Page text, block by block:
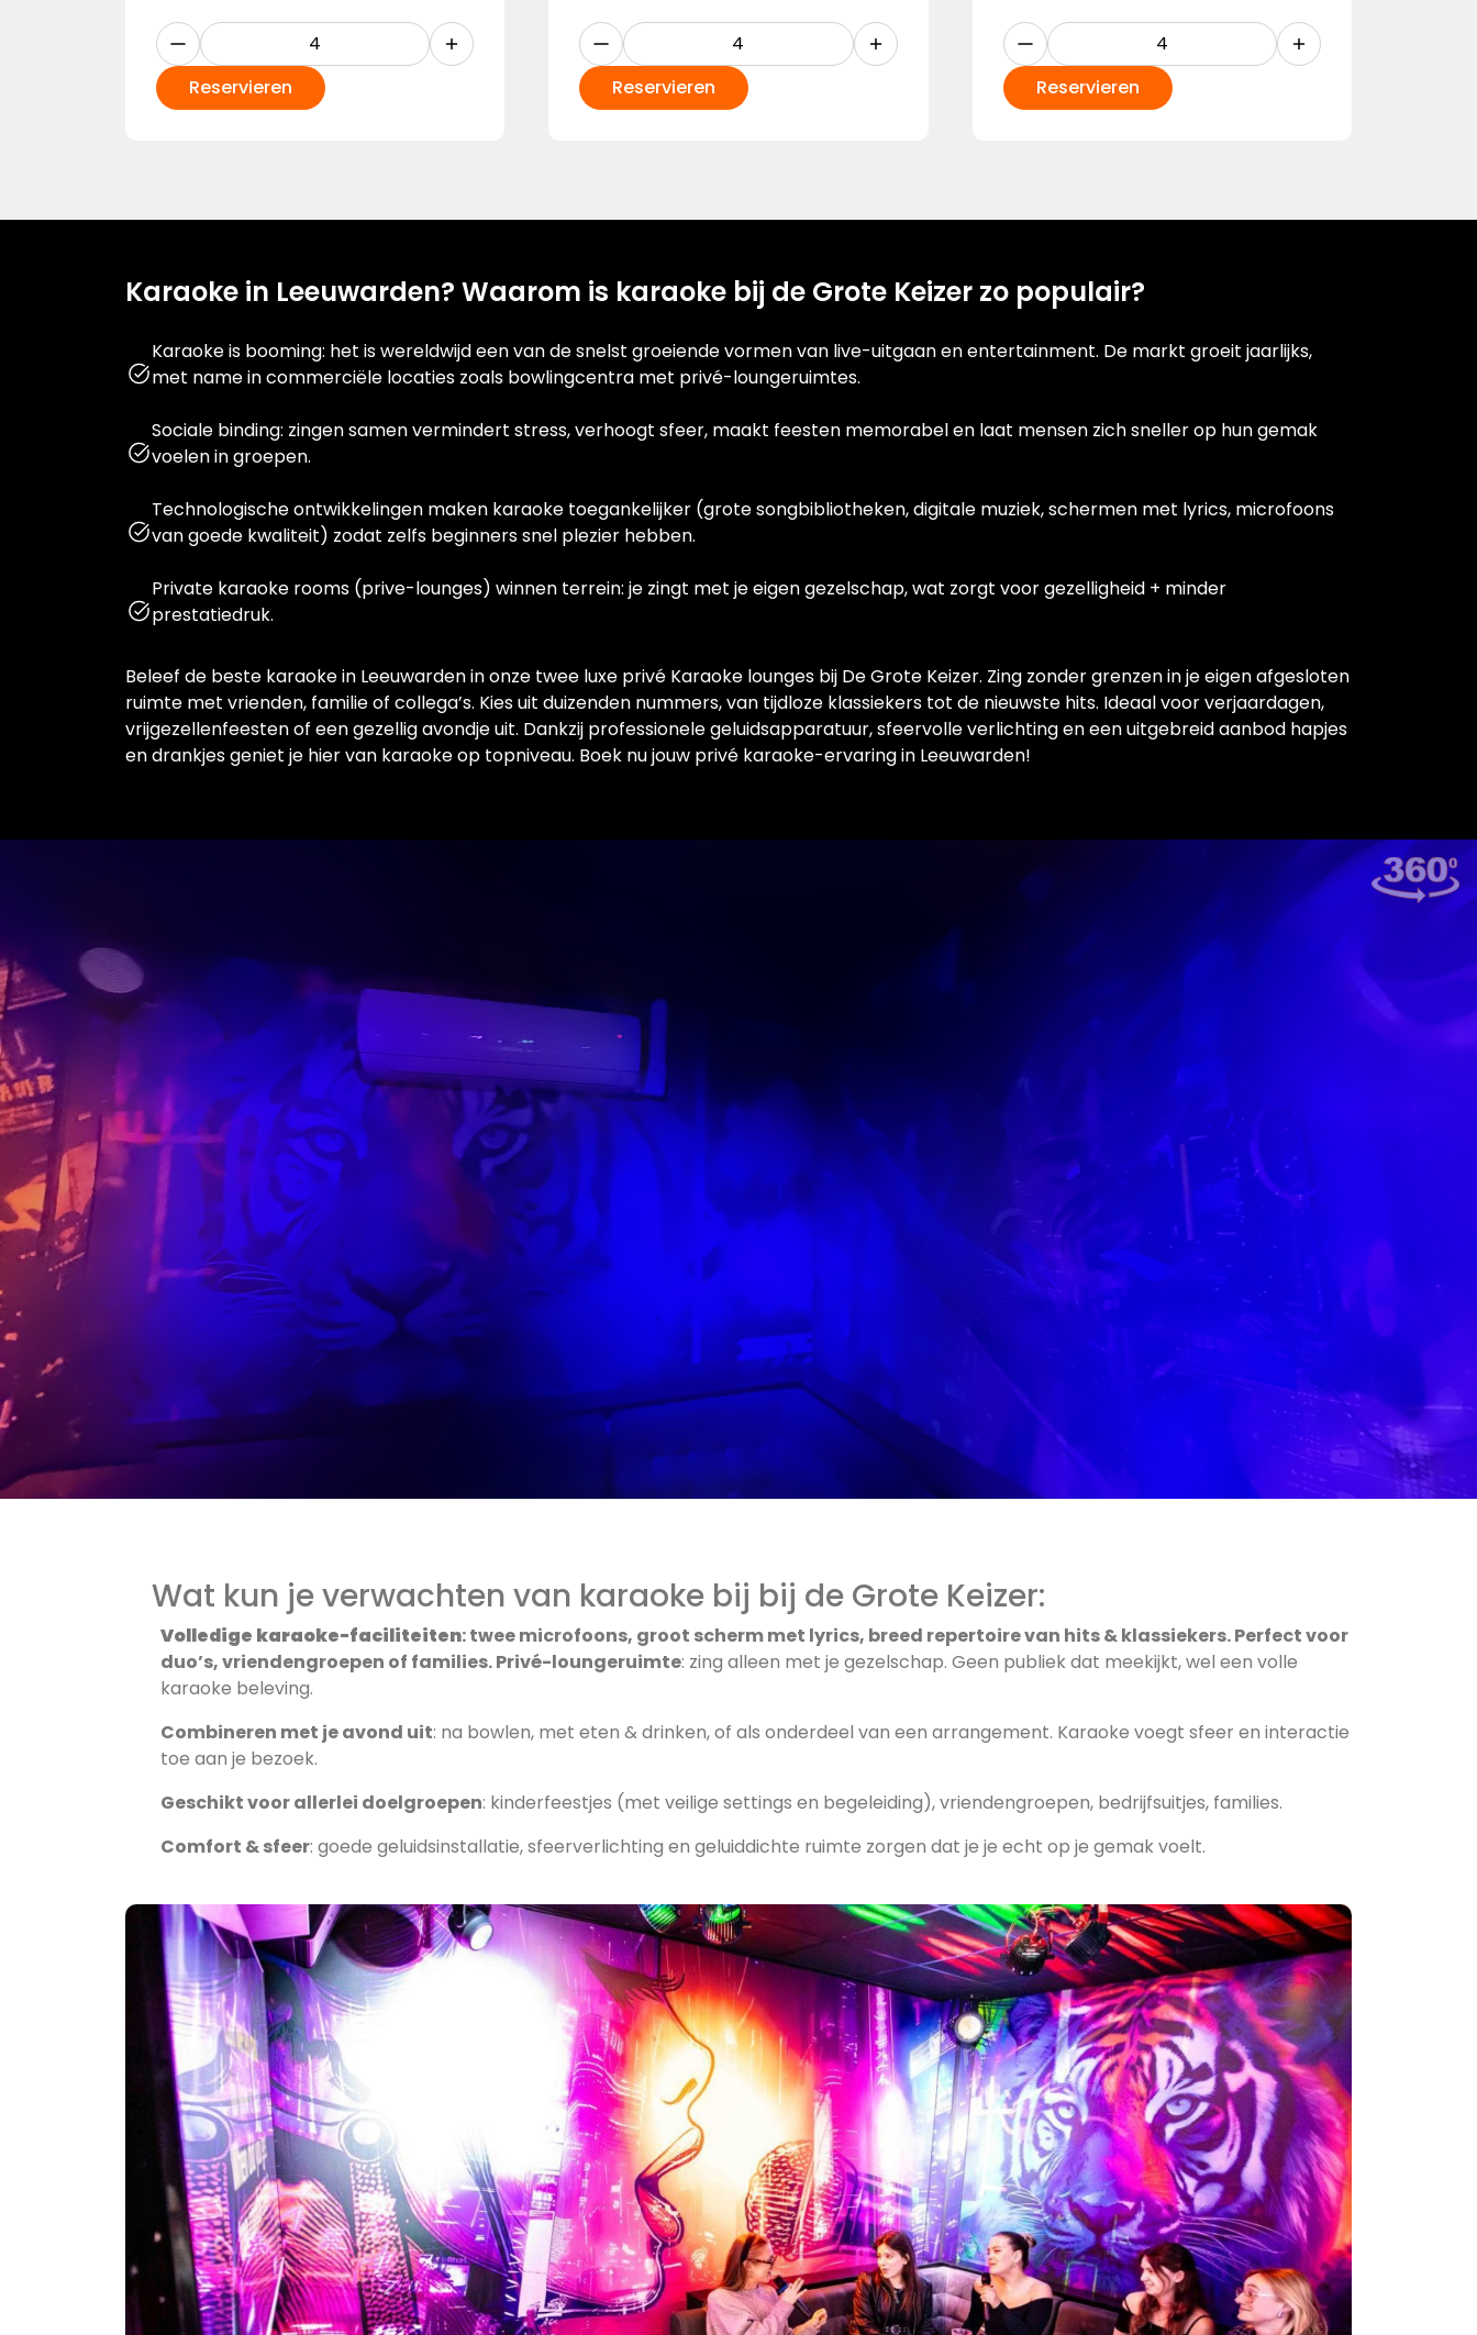
Reservieren Reservieren Reservieren
Karaoke in Leeuwarden? Waarom is karaoke bij de Grote Keizer zo populair?
Karaoke is booming: het is wereldwijd een van de snelst groeiende vormen van live-uitgaan en entertainment. De markt groeit jaarlijks,
met name in commerciële locaties zoals bowlingcentra met privé-loungeruimtes.
Sociale binding: zingen samen vermindert stress, verhoogt sfeer, maakt feesten memorabel en laat mensen zich sneller op hun gemak
voelen in groepen.
Technologische ontwikkelingen maken karaoke toegankelijker (grote songbibliotheken, digitale muziek, schermen met lyrics, microfoons
van goede kwaliteit) zodat zelfs beginners snel plezier hebben.
Private karaoke rooms (prive-lounges) winnen terrein: je zingt met je eigen gezelschap, wat zorgt voor gezelligheid + minder
prestatiedruk.
Beleef de beste karaoke in Leeuwarden in onze twee luxe privé Karaoke lounges bij De Grote Keizer. Zing zonder grenzen in je eigen afgesloten
ruimte met vrienden, familie of collega’s. Kies uit duizenden nummers, van tijdloze klassiekers tot de nieuwste hits. Ideaal voor verjaardagen,
vrijgezellenfeesten of een gezellig avondje uit. Dankzij professionele geluidsapparatuur, sfeervolle verlichting en een uitgebreid aanbod hapjes
en drankjes geniet je hier van karaoke op topniveau. Boek nu jouw privé karaoke-ervaring in Leeuwarden!
Wat kun je verwachten van karaoke bij bij de Grote Keizer:
Volledige karaoke-faciliteiten: twee microfoons, groot scherm met lyrics, breed repertoire van hits & klassiekers. Perfect voor
duo’s, vriendengroepen of families. Privé-loungeruimte: zing alleen met je gezelschap. Geen publiek dat meekijkt, wel een volle
karaoke beleving.
Combineren met je avond uit: na bowlen, met eten & drinken, of als onderdeel van een arrangement. Karaoke voegt sfeer en interactie
toe aan je bezoek.
Geschikt voor allerlei doelgroepen: kinderfeestjes (met veilige settings en begeleiding), vriendengroepen, bedrijfsuitjes, families.
Comfort & sfeer: goede geluidsinstallatie, sfeerverlichting en geluiddichte ruimte zorgen dat je je echt op je gemak voelt.